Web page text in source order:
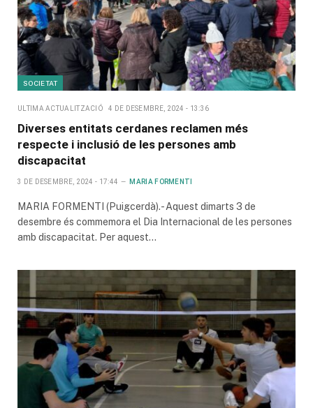
SOCIETAT
ULTIMA ACTUALITZACIÓ 4 DE DESEMBRE, 2024 - 13:36
Diverses entitats cerdanes reclamen més
respecte i inclusió de les persones amb
discapacitat
3 DE DESEMBRE, 2024 - 17:44 MARIA FORMENTI
MARIA FORMENTI (Puigcerdà).- Aquest dimarts 3 de
desembre és commemora el Dia Internacional de les persones
amb discapacitat. Per aquest…